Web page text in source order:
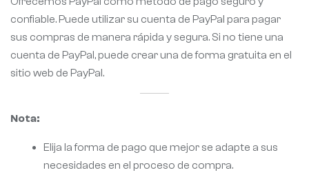
confiable. Puede utilizar su cuenta de PayPal para pagar
sus compras de manera rápida y segura. Si no tiene una
cuenta de PayPal, puede crear una de forma gratuita en el
sitio web de PayPal.
Nota:
Elija la forma de pago que mejor se adapte a sus
necesidades en el proceso de compra.